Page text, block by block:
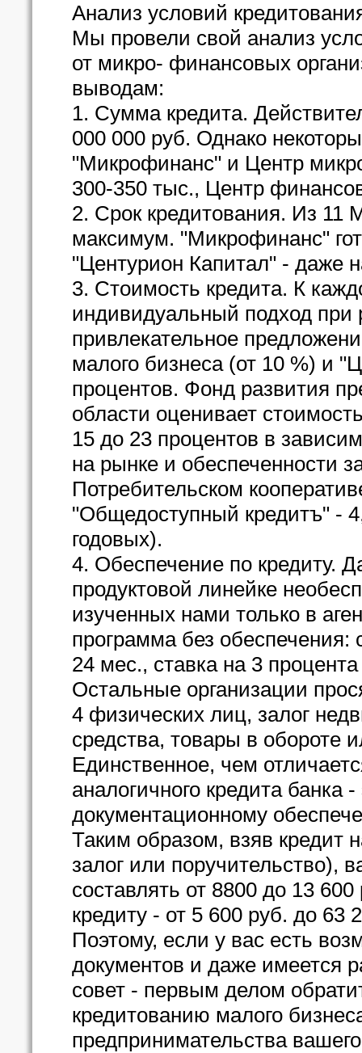
Анализ условий
Мы провели свой анализ
от микро- финансовых
выводам:
1. Сумма кредита.
000 000 руб. Однако
"Микрофинанс" и Центр
300-350 тыс., Центр
2. Срок кредитования. Из
максимум. "Микрофинанс"
"Центурион Капитал" - даже
3. Стоимость кредита. К
индивидуальный подход при
привлекательное
малого бизнеса (от 10 %) и
процентов. Фонд развития
области оценивает
15 до 23 процентов в
на рынке и обеспеченности
Потребительском
"Общедоступный кредитъ" -
годовых).
4. Обеспечение по кредиту.
продуктовой линейке
изученных нами только в
программа без обеспечения:
24 мес., ставка на 3
Остальные организации
4 физических лиц, залог
средства, товары в обороте
Единственное, чем
аналогичного кредита
документационному
Таким образом, взяв кредит
залог или поручительство),
составлять от 8800 до 13
кредиту - от 5 600 руб. до
Поэтому, если у вас есть
документов и даже имеется
совет - первым делом
кредитованию малого
предпринимательства